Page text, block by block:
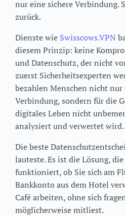
nur eine sichere Verbindung.
zurück.
Dienste wie Swisscows.VPN
diesem Prinzip: keine
und Datenschutz, der nicht
zuerst Sicherheitsexperten
bezahlen Menschen nicht
Verbindung, sondern für die
digitales Leben nicht
analysiert und verwertet wird.
Die beste
lauteste. Es ist die Lösung,
funktioniert, ob Sie sich am
Bankkonto aus dem Hotel
Café arbeiten, ohne sich
möglicherweise mitliest.